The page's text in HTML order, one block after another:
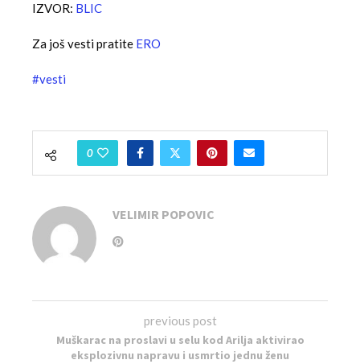
IZVOR: BLIC
Za još vesti pratite ERO
#vesti
0
VELIMIR POPOVIC
previous post
Muškarac na proslavi u selu kod Arilja aktivirao
eksplozivnu napravu i usmrtio jednu ženu